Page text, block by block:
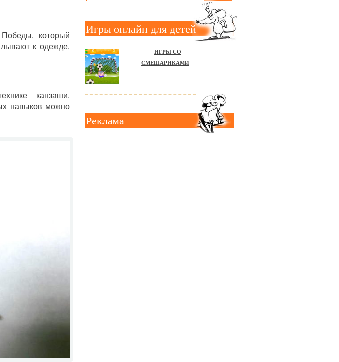
который
к одежде,
канзаши.
навыков можно
Игры онлайн для детей
ИГРЫ СО
СМЕШАРИКАМИ
Реклама